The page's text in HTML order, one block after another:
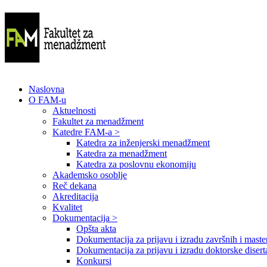
Naslovna
O FAM-u
Aktuelnosti
Fakultet za menadžment
Katedre FAM-a >
Katedra za inženjerski menadžment
Katedra za menadžment
Katedra za poslovnu ekonomiju
Akademsko osoblje
Reč dekana
Akreditacija
Kvalitet
Dokumentacija >
Opšta akta
Dokumentacija za prijavu i izradu završnih i
Dokumentacija za prijavu i izradu doktorske
Konkursi